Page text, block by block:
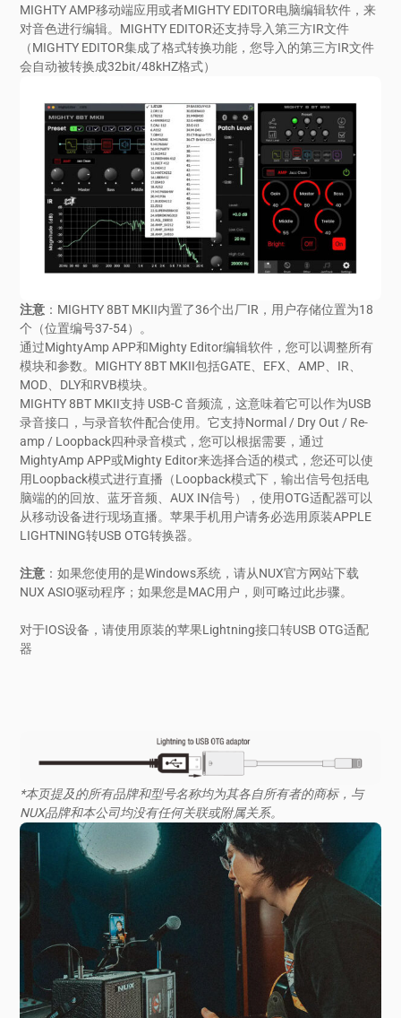
MIGHTY AMP移动端应用或者MIGHTY EDITOR电脑编辑软件，来
对音色进行编辑。MIGHTY EDITOR还支持导入第三方IR文件
（MIGHTY EDITOR集成了格式转换功能，您导入的第三方IR文件
会自动被转换成32bit/48kHZ格式）
注意 ： MIGHTY 8BT MKII内置了36个出厂IR，用户存储位置为18
个（位置编号37-54）。
通过MightyAmp APP和Mighty Editor编辑软件，您可以调整所有
模块和参数。MIGHTY 8BT MKII包括GATE、EFX、AMP、IR、
MOD、DLY和RVB模块。
MIGHTY 8BT MKII支持 USB-C 音频流，这意味着它可以作为USB
录音接口，与录音软件配合使用。它支持Normal / Dry Out / Re-
amp / Loopback四种录音模式，您可以根据需要，通过
MightyAmp APP或Mighty Editor来选择合适的模式，您还可以使
用Loopback模式进行直播（Loopback模式下，输出信号包括电
脑端的的回放、蓝牙音频、AUX IN信号），使用OTG适配器可以
从移动设备进行现场直播。苹果手机用户请务必选用原装APPLE
LIGHTNING转USB OTG转换器。
注意 ：如果您使用的是Windows系统，请从NUX官方网站下载
NUX ASIO驱动程序；如果您是MAC用户，则可略过此步骤。
对于IOS设备，请使用原装的苹果Lightning接口转USB OTG适配
器
*本页提及的所有品牌和型号名称均为其各自所有者的商标，与
NUX品牌和本公司均没有任何关联或附属关系。